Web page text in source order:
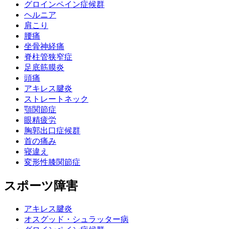
グロインペイン症候群
ヘルニア
肩こり
腰痛
坐骨神経痛
脊柱管狭窄症
足底筋膜炎
頭痛
アキレス腱炎
ストレートネック
顎関節症
眼精疲労
胸郭出口症候群
首の痛み
寝違え
変形性膝関節症
スポーツ障害
アキレス腱炎
オスグッド・シュラッター病